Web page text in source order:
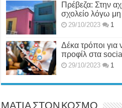
Πρέβεζα: Στην
σχολείο λόγω
29/10/2023 1
Δέκα τρόποι για
προφίλ στα
29/10/2023 1